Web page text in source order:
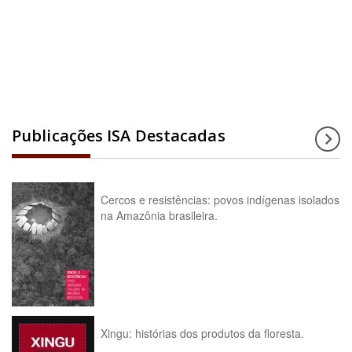
Publicações ISA Destacadas
Cercos e resistências: povos indígenas isolados
na Amazônia brasileira.
Xingu: histórias dos produtos da floresta.